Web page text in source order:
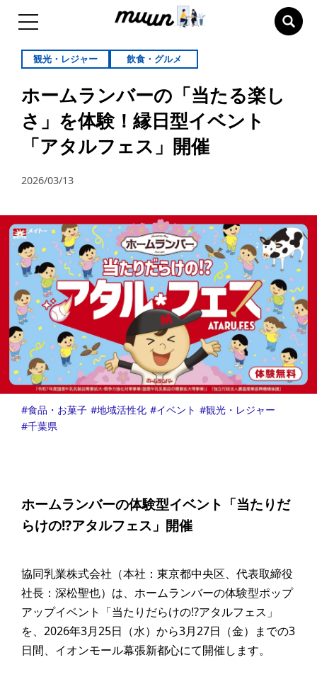
観光・レジャー 飲食・グルメ
ホームランバーの「当たる楽し
さ」を体験！縁日型イベント
「アタルフェス」開催
2026/03/13
食品・お菓子 地域活性化 イベント
観光・レジャー
千葉県
ホームランバーの体験型イベント「当たりだ
らけの!?アタルフェス」開催
協同乳業株式会社（本社：東京都中央区、代表取締役
社長：深松聖也）は、ホームランバーの体験型ポップ
アップイベント「当たりだらけの!?アタルフェス」
を、2026年3月25日（水）から3月27日（金）までの3
日間、イオンモール幕張新都心にて開催します。